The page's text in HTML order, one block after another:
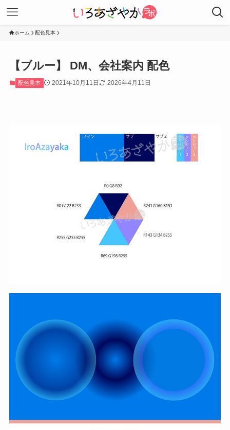
ホーム 配色見本
【ブルー】 DM、会社案内 配色
配色見本 2021年10月11日 2026年4月11日